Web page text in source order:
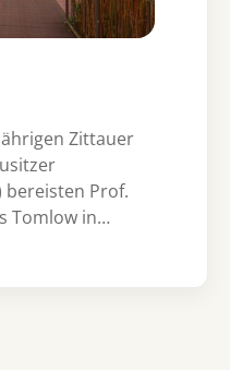
Zittauer
bereisten Prof.
Tomlow in…